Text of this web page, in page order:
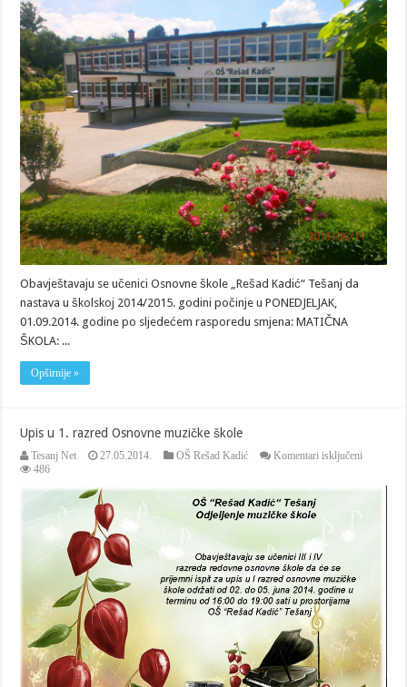
Obavještavaju se učenici Osnovne škole „Rešad Kadić“ Tešanj da
nastava u školskoj 2014/2015. godini počinje u PONEDJELJAK,
01.09.2014. godine po sljedećem rasporedu smjena: MATIČNA
ŠKOLA: ...
Opširnije »
Upis u 1. razred Osnovne muzičke škole
Tesanj Net 27.05.2014. OŠ Rešad Kadić Komentari isključeni
486